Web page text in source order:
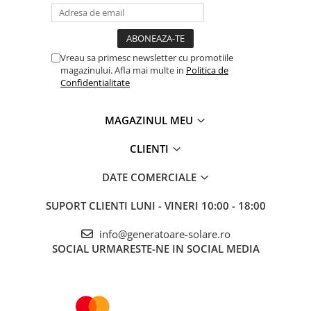
Vreau sa primesc newsletter cu promotiile
magazinului. Afla mai multe in Politica de
Confidentialitate
MAGAZINUL MEU
CLIENTI
DATE COMERCIALE
SUPORT CLIENTI LUNI - VINERI 10:00 - 18:00
info@generatoare-solare.ro
SOCIAL URMARESTE-NE IN SOCIAL MEDIA